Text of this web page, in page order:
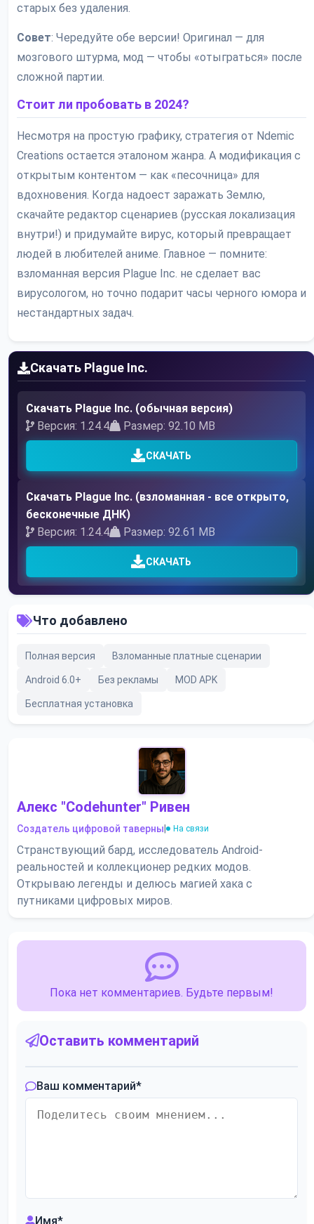
старых без удаления.
Совет: Чередуйте обе версии! Оригинал — для
мозгового штурма, мод — чтобы «отыграться» после
сложной партии.
Стоит ли пробовать в 2024?
Несмотря на простую графику, стратегия от Ndemic
Creations остается эталоном жанра. А модификация с
открытым контентом — как «песочница» для
вдохновения. Когда надоест заражать Землю,
скачайте редактор сценариев (русская локализация
внутри!) и придумайте вирус, который превращает
людей в любителей аниме. Главное — помните:
взломанная версия Plague Inc. не сделает вас
вирусологом, но точно подарит часы черного юмора и
нестандартных задач.
Скачать Plague Inc.
Скачать Plague Inc. (обычная версия)
Версия: 1.24.4
Размер: 92.10 MB
СКАЧАТЬ
Скачать Plague Inc. (взломанная - все открыто,
бесконечные ДНК)
Версия: 1.24.4
Размер: 92.61 MB
СКАЧАТЬ
Что добавлено
Полная версия Взломанные платные сценарии
Android 6.0+ Без рекламы MOD APK
Бесплатная установка
Алекс "Codehunter" Ривен
Создатель цифровой таверны На связи
Странствующий бард, исследователь Android-
реальностей и коллекционер редких модов.
Открываю легенды и делюсь магией хака с
путниками цифровых миров.
Пока нет комментариев. Будьте первым!
Оставить комментарий
Ваш комментарий*
Имя*